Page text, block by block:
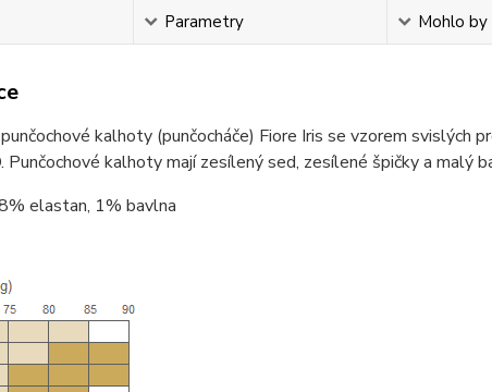
Parametry Mohlo
kalhoty (punčocháče) Fiore Iris se vzorem svislých
Punčochové kalhoty mají zesílený sed, zesílené špičky a malý
elastan, 1% bavlna